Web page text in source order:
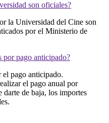
son oficiales?
la Universidad del Cine son
por el Ministerio de
por pago anticipado?
el pago anticipado.
el pago anual por
darte de baja, los importes